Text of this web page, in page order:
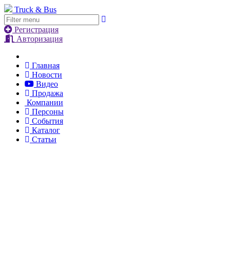
Truck & Bus
Регистрация
Авторизация
Главная
Новости
Видео
Продажа
Компании
Персоны
События
Каталог
Статьи